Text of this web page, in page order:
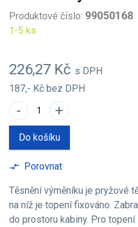
Produktové číslo: 99050168
1-5 ks
226,27 Kč s DPH
187,- Kč bez DPH
- +
Do košíku
compare_arrows Porovnat
Těsnění výměníku je pryžové
na níž je topení fixováno.
do prostoru kabiny. Pro topení